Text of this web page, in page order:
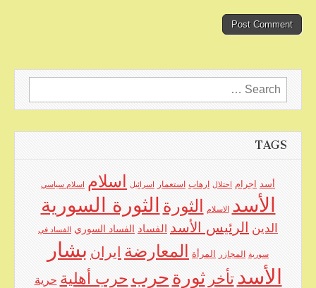
Search
for:
TAGS
أسد اجرام احتلال ارهاب استعمار اسرائيل اسلام اسلام سياسي
الأسد الاسلام الثورة الثورة السورية
الدين الرئيس الأسد الفساد الفساد السوري الفساد في
سورية المجازر المرأة المعارضة ايران بشار
الأسد تأخر ثورة حرب حرب أهلية حرية